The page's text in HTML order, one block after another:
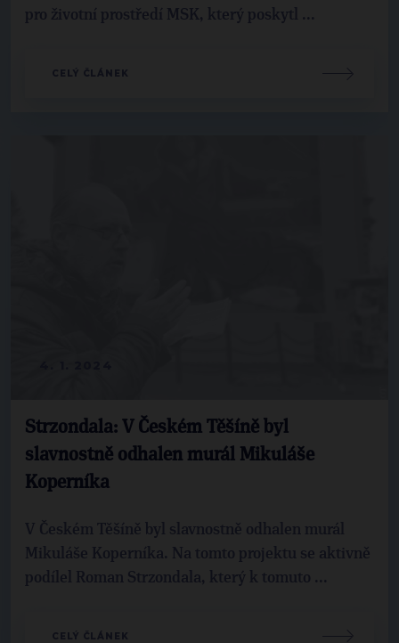
pro životní prostředí MSK, který poskytl ...
CELÝ ČLÁNEK
Strzondala: V Českém Těšíně byl
slavnostně odhalen murál Mikuláše
Koperníka
V Českém Těšíně byl slavnostně odhalen murál
Mikuláše Koperníka. Na tomto projektu se aktivně
podílel Roman Strzondala, který k tomuto ...
CELÝ ČLÁNEK